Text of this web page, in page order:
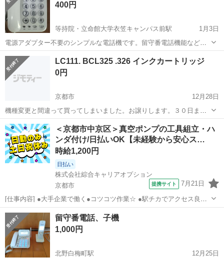
400円
等持院・立命館大学衣笠キャンパス前駅
1月3日
電源アダプター不要のシンプルな電話機です。留守番電話機能などは
ありません。親戚の１人暮らしの女性が半年程使っていました。機能
に異常はありません。見渡したところ、キズや汚れもなく、美品だと
思います。 お譲りするのは、電話機本体...
京都 等持院・立命館大学衣笠キャンパス前駅
電話、ＦＡＸ コード
LC111. BCL325 .326 インクカートリッジ
0円
京都市
12月28日
機種変更と間違って買ってしまいました。お譲りします。３０日ま
で、できるだけ早くとりにきてくれる方を優先させていただきます。
よろしくおねがいします。
京都 京都市 電話、ＦＡＸ BCL
＜京都市中京区＞真空ポンプの工具組立・ハ
ンダ付け/日払いOK【未経験から安心ス…
時給1,200円
日払い
株式会社綜合キャリアオプション
京都市
提携サイト 7月21日
[仕事内容] ●大手企業で働く●コツコツ作業☆ ●駅チカでアクセス良好
です♪ ●土日休みでプライベートも大切にできます♪ 【業務内容詳細】
半導体を製造する機械に使われるポンプの組立業務。 工具やハンダな
どを使用して組立てるお...
京都 京都市 工場
留守番電話、子機
1,000円
北野白梅町駅
12月25日